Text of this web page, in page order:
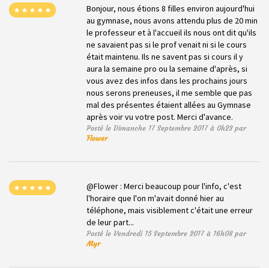
Bonjour, nous étions 8 filles environ aujourd'hui
au gymnase, nous avons attendu plus de 20 min
le professeur et à l'accueil ils nous ont dit qu'ils
ne savaient pas si le prof venait ni si le cours
était maintenu. Ils ne savent pas si cours il y
aura la semaine pro ou la semaine d'après, si
vous avez des infos dans les prochains jours
nous serons preneuses, il me semble que pas
mal des présentes étaient allées au Gymnase
après voir vu votre post. Merci d'avance.
Posté le Dimanche 17 Septembre 2017 à 0h23 par
Flower
@Flower : Merci beaucoup pour l'info, c'est
l'horaire que l'on m'avait donné hier au
téléphone, mais visiblement c'était une erreur
de leur part...
Posté le Vendredi 15 Septembre 2017 à 16h08 par
Myr